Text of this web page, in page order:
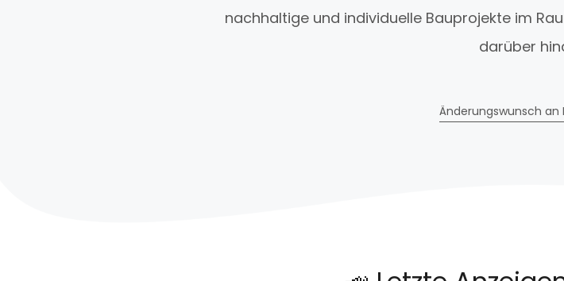
nachhaltige und individuelle Bauprojekte im
darüber
Änderungswunsch an